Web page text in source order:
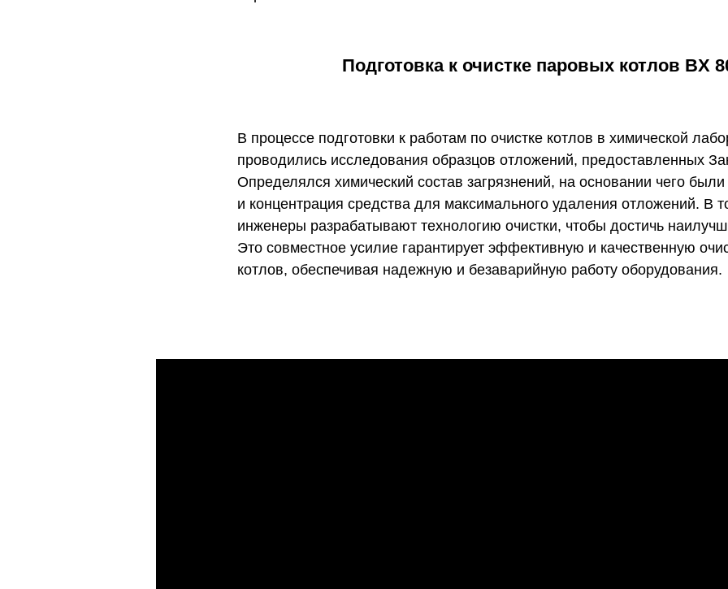
Подготовка к очистке паровых котлов BX
В процессе подготовки к работам по очистке котлов в химической
проводились исследования образцов отложений, предоставленных
Определялся химический состав загрязнений, на основании чего
и концентрация средства для максимального удаления отложений. В
инженеры разрабатывают технологию очистки, чтобы достичь
Это совместное усилие гарантирует эффективную и качественную
котлов, обеспечивая надежную и безаварийную работу оборудования.